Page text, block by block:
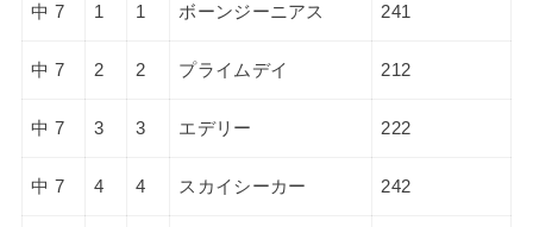
中 7 1 1 ボーンジーニアス 241
中 7 2 2 プライムデイ 212
中 7 3 3 エデリー 222
中 7 4 4 スカイシーカー 242